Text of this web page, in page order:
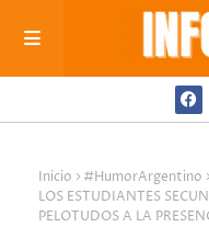
Inicio #HumorArgentino
LOS ESTUDIANTES
PELOTUDOS A LA